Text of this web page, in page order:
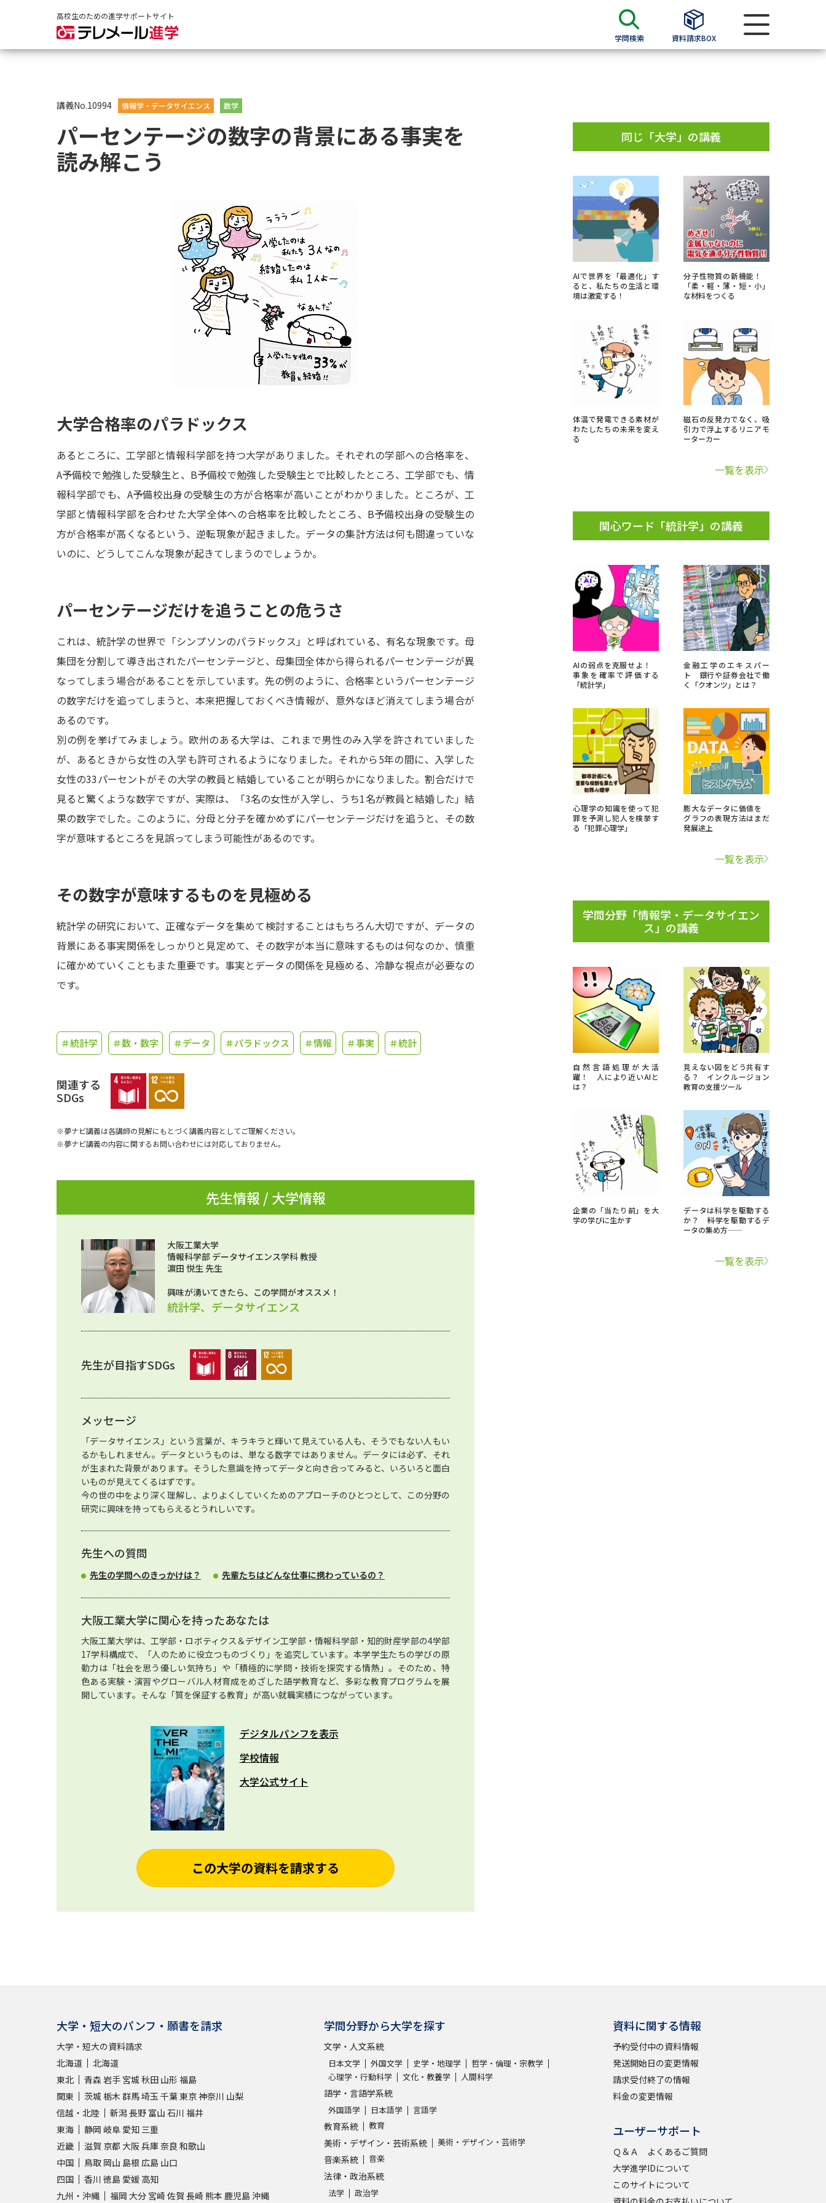
高校生のための進学サポートサイト
学問検索 資料請求BOX
大学・短大の資料種類から請求
大学パンフ
学部・学科パンフ
大学入学共通テスト利用選抜の募集要項＆願書
過去問題集
留学・進学関連、塾・予備校
大学入学共通テスト「受験上の配慮案内」の請求
高等学校卒業程度認定試験
大学検索
大学で学べる内容や特徴を調べる
新増設大学・学部・学科特集
データサイエンス特集
進路の３択
新学年スタート号特集ページ（高3生用）
新学年スタート号特集ページ（高2生用）
来場型・Web型イベント特集
受験準備 資料検索
志望校・出願校を調べる
併願校選び 受験スケジュールを立てよう
先輩が入学を決めた理由
テレメール全国一斉進学調査
新生活お役立ちガイド
学問のミニ講義「夢ナビ講義」 学問の教科書 夢ナビライブ
このサイトについて
資料の料金の
受付内容・発送状況の確認 テレメール
お支払いサイト
お問合せ先 テレメール進学カタログ訂正のご案内
講義No.10994 情報学・データサイエンス 数学
パーセンテージの数字の背景にある事実を
読み解こう
大学合格率のパラドックス
あるところに、工学部と情報科学部を持つ大学がありました。それぞれの学部への合格率を、
A予備校で勉強した受験生と、B予備校で勉強した受験生とで比較したところ、工学部でも、情
報科学部でも、A予備校出身の受験生の方が合格率が高いことがわかりました。ところが、工
学部と情報科学部を合わせた大学全体への合格率を比較したところ、B予備校出身の受験生の
方が合格率が高くなるという、逆転現象が起きました。データの集計方法は何も間違っていな
いのに、どうしてこんな現象が起きてしまうのでしょうか。
パーセンテージだけを追うことの危うさ
これは、統計学の世界で「シンプソンのパラドックス」と呼ばれている、有名な現象です。母
集団を分割して導き出されたパーセンテージと、母集団全体から得られるパーセンテージが異
なってしまう場合があることを示しています。先の例のように、合格率というパーセンテージ
の数字だけを追ってしまうと、本来把握しておくべき情報が、意外なほど消えてしまう場合が
あるのです。
別の例を挙げてみましょう。欧州のある大学は、これまで男性のみ入学を許されていました
が、あるときから女性の入学も許可されるようになりました。それから5年の間に、入学した
女性の33パーセントがその大学の教員と結婚していることが明らかになりました。割合だけで
見ると驚くような数字ですが、実際は、「3名の女性が入学し、うち1名が教員と結婚した」結
果の数字でした。このように、分母と分子を確かめずにパーセンテージだけを追うと、その数
字が意味するところを見誤ってしまう可能性があるのです。
その数字が意味するものを見極める
統計学の研究において、正確なデータを集めて検討することはもちろん大切ですが、データの
背景にある事実関係をしっかりと見定めて、その数字が本当に意味するものは何なのか、慎重
に確かめていくこともまた重要です。事実とデータの関係を見極める、冷静な視点が必要なの
です。
＃統計学 ＃数・数字 ＃データ ＃パラドックス ＃情報 ＃事実 ＃統計
関連する
SDGs
※夢ナビ講義は各講師の見解にもとづく講義内容としてご理解ください。
※夢ナビ講義の内容に関するお問い合わせには対応しておりません。
先生情報 / 大学情報
大阪工業大学
情報科学部 データサイエンス学科 教授
濵田 悦生 先生
興味が湧いてきたら、この学問がオススメ！
統計学、データサイエンス
先生が目指すSDGs
メッセージ
「データサイエンス」という言葉が、キラキラと輝いて見えている人も、そうでもない人もい
るかもしれません。データというものは、単なる数字ではありません。データには必ず、それ
が生まれた背景があります。そうした意識を持ってデータと向き合ってみると、いろいろと面白
いものが見えてくるはずです。
今の世の中をより深く理解し、よりよくしていくためのアプローチのひとつとして、この分野の
研究に興味を持ってもらえるとうれしいです。
先生への質問
先生の学問へのきっかけは？ 先輩たちはどんな仕事に携わっているの？
大阪工業大学に関心を持ったあなたは
大阪工業大学は、工学部・ロボティクス＆デザイン工学部・情報科学部・知的財産学部の4学部
17学科構成で、「人のために役立つものづくり」を追究しています。本学学生たちの学びの原
動力は「社会を思う優しい気持ち」や「積極的に学問・技術を探究する情熱」。そのため、特
色ある実験・演習やグローバル人材育成をめざした語学教育など、多彩な教育プログラムを展
開しています。そんな「質を保証する教育」が高い就職実績につながっています。
デジタルパンフを表示
学校情報
大学公式サイト
この大学の資料を請求する
同じ「大学」の講義
AIで世界を「最適化」す
ると、私たちの生活と環
境は激変する！
分子性物質の新機能！
「柔・軽・薄・短・小」
な材料をつくる
体温で発電できる素材が
わたしたちの未来を変え
る
磁石の反発力でなく、吸
引力で浮上するリニアモ
ーターカー
一覧を表示
関心ワード「統計学」の講義
AIの弱点を克服せよ！
事象を確率で評価する
「統計学」
金融工学のエキスパー
ト 銀行や証券会社で働
く「クオンツ」とは？
心理学の知識を使って犯
罪を予測し犯人を検挙す
る「犯罪心理学」
膨大なデータに価値を
グラフの表現方法はまだ
発展途上
一覧を表示
学問分野「情報学・データサイエン
ス」の講義
自然言語処理が大活
躍！ 人により近いAIと
は？
見えない図をどう共有す
る？ インクルージョン
教育の支援ツール
企業の「当たり前」を大
学の学びに生かす
データは科学を駆動する
か？ ――科学を駆動するデ
ータの集め方――
一覧を表示
大学・短大のパンフ・願書を請求
大学・短大の資料請求
北海道
北海道
東北
青森 岩手 宮城 秋田 山形 福島
関東
茨城 栃木 群馬埼玉 千葉東京神奈川 山梨
信越・北陸
新潟長野 富山 石川 福井
東海
静岡 岐阜 愛知 三重
近畿
滋賀 京都 大阪兵庫奈良 和歌山
中国
鳥取 岡山 島根 広島 山口
四国
香川 徳島 愛媛 高知
九州・沖縄
福岡 大分 宮崎 佐賀 長崎 熊本 鹿児島沖縄
学問分野から大学を探す
文学・人文系統
日本文学 外国文学 史学・地理学
哲学・倫理・宗教学
心理学・行動科学
文化・教養学 人間科学
語学・言語学系統
外国語学 日本語学 言語学
教育系統 教育
美術・デザイン・芸術系統 美術・デザイン・芸術学
音楽系統 音楽
法律・政治系統
法学 政治学
資料に関する情報
予約受付中の資料情報
発送開始日の変更情報
請求受付終了の情報
料金の変更情報
ユーザーサポート
Ｑ＆Ａ よくあるご質問
大学進学IDについて
このサイトについて